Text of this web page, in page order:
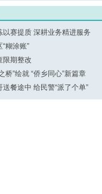
以赛提质 深耕业务精进服务
糊涂账”
限期整改
桥”绘就 “侨乡同心”新篇章
送餐途中 给民警“派了个单”